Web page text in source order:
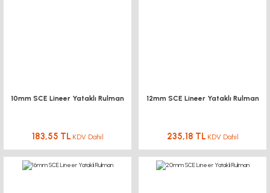
10mm SCE Lineer Yataklı Rulman
183,55 TL KDV Dahil
12mm SCE Lineer Yataklı Rulman
235,18 TL KDV Dahil